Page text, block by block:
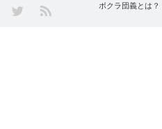
Twitter ボクラ団義とは？